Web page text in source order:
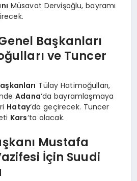
Müsavat Dervişoğlu, bayramı
Başkanları
ve Tuncer
Tülay Hatimoğulları,
Adana‘da bayramlaşmaya
Hatay‘da geçirecek. Tuncer
Kars‘ta olacak.
Mustafa
İçin Suudi